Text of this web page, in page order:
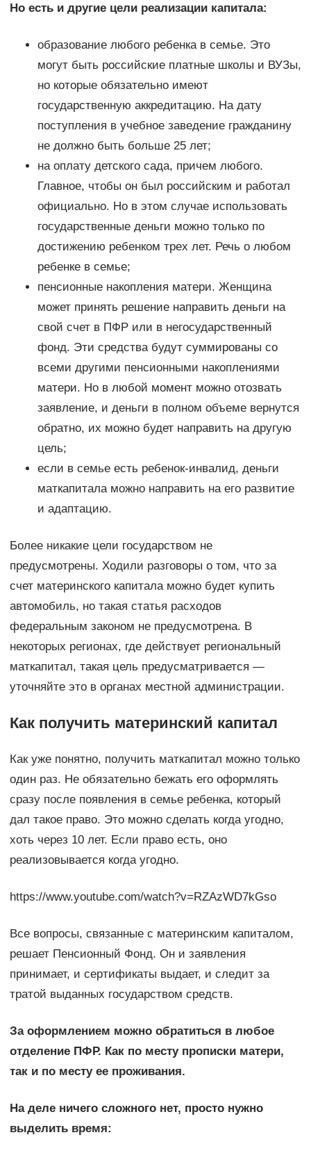
Но есть и другие цели реализации капитала:
образование любого ребенка в семье. Это
могут быть российские платные школы и ВУЗы,
но которые обязательно имеют
государственную аккредитацию. На дату
поступления в учебное заведение гражданину
не должно быть больше 25 лет;
на оплату детского сада, причем любого.
Главное, чтобы он был российским и работал
официально. Но в этом случае использовать
государственные деньги можно только по
достижению ребенком трех лет. Речь о любом
ребенке в семье;
пенсионные накопления матери. Женщина
может принять решение направить деньги на
свой счет в ПФР или в негосударственный
фонд. Эти средства будут суммированы со
всеми другими пенсионными накоплениями
матери. Но в любой момент можно отозвать
заявление, и деньги в полном объеме вернутся
обратно, их можно будет направить на другую
цель;
если в семье есть ребенок-инвалид, деньги
маткапитала можно направить на его развитие
и адаптацию.
Более никакие цели государством не
предусмотрены. Ходили разговоры о том, что за
счет материнского капитала можно будет купить
автомобиль, но такая статья расходов
федеральным законом не предусмотрена. В
некоторых регионах, где действует региональный
маткапитал, такая цель предусматривается —
уточняйте это в органах местной администрации.
Как получить материнский капитал
Как уже понятно, получить маткапитал можно только
один раз. Не обязательно бежать его оформлять
сразу после появления в семье ребенка, который
дал такое право. Это можно сделать когда угодно,
хоть через 10 лет. Если право есть, оно
реализовывается когда угодно.
https://www.youtube.com/watch?v=RZAzWD7kGso
Все вопросы, связанные с материнским капиталом,
решает Пенсионный Фонд. Он и заявления
принимает, и сертификаты выдает, и следит за
тратой выданных государством средств.
За оформлением можно обратиться в любое
отделение ПФР. Как по месту прописки матери,
так и по месту ее проживания.
На деле ничего сложного нет, просто нужно
выделить время: